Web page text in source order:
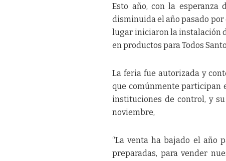
Esto año, con la
disminuida el año pasado
lugar iniciaron la instalación
en productos para Todos
La feria fue autorizada y
que comúnmente participan
instituciones de control, y
noviembre,
“La venta ha bajado el año
preparadas, para vender